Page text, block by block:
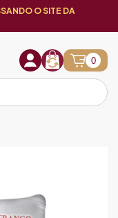
O SITE DA
0